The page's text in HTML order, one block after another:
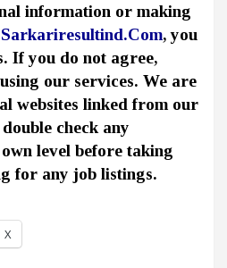
information or making
Sarkariresultind.Com, you
If you do not agree,
our services. We are
websites linked from our
check any
level before taking
for any job listings.
X